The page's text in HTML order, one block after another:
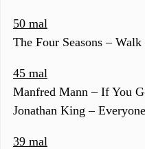
50 mal
The Four Seasons –
45 mal
Manfred Mann – If You
Jonathan King –
39 mal